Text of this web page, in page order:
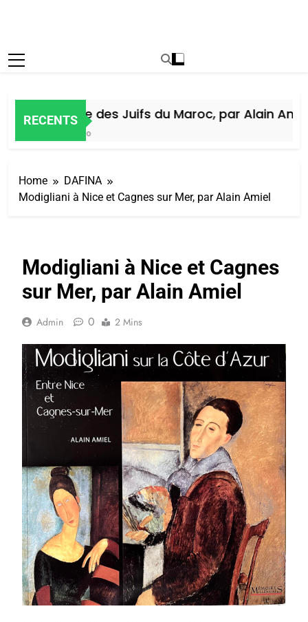
RECENTS
Histoire des Juifs du Maroc, par Alain Amiel
Home
DAFINA
Modigliani à Nice et Cagnes sur Mer, par Alain Amiel
Modigliani à Nice et Cagnes
sur Mer, par Alain Amiel
Admin 0 2 Mins